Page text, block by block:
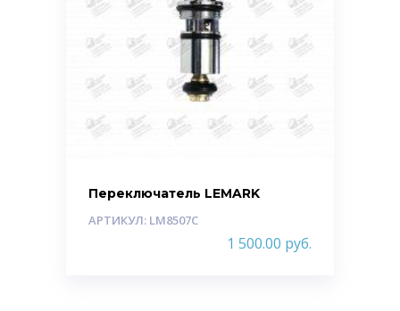
Переключатель LEMARK
АРТИКУЛ: LM8507C
1 500.00 руб.